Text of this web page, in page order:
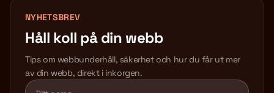
NYHETSBREV
Håll koll på din webb
Tips om webbunderhåll, säkerhet och hur du får ut mer
av din webb, direkt i inkorgen.
Lämna detta fält tomt